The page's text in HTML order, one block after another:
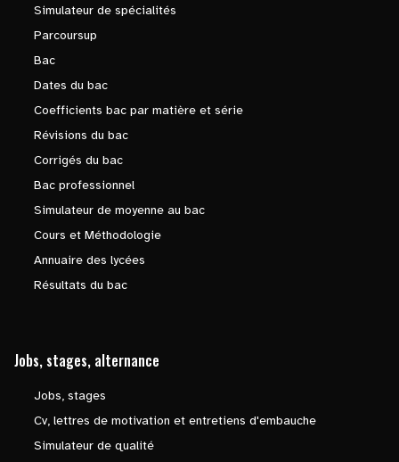
Simulateur de spécialités
Parcoursup
Bac
Dates du bac
Coefficients bac par matière et série
Révisions du bac
Corrigés du bac
Bac professionnel
Simulateur de moyenne au bac
Cours et Méthodologie
Annuaire des lycées
Résultats du bac
Jobs, stages, alternance
Jobs, stages
Cv, lettres de motivation et entretiens d'embauche
Simulateur de qualité